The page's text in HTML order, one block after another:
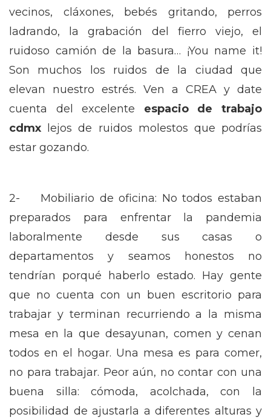
vecinos, cláxones, bebés gritando, perros
ladrando, la grabación del fierro viejo, el
ruidoso camión de la basura… ¡You name it!
Son muchos los ruidos de la ciudad que
elevan nuestro estrés. Ven a CREA y date
cuenta del excelente espacio de trabajo
cdmx lejos de ruidos molestos que podrías
estar gozando.
2- Mobiliario de oficina: No todos estaban
preparados para enfrentar la pandemia
laboralmente desde sus casas o
departamentos y seamos honestos no
tendrían porqué haberlo estado. Hay gente
que no cuenta con un buen escritorio para
trabajar y terminan recurriendo a la misma
mesa en la que desayunan, comen y cenan
todos en el hogar. Una mesa es para comer,
no para trabajar. Peor aún, no contar con una
buena silla: cómoda, acolchada, con la
posibilidad de ajustarla a diferentes alturas y